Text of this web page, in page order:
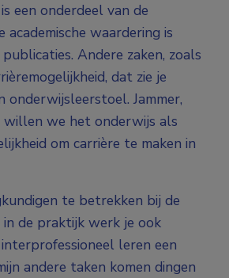
een onderdeel van de
waardering is
Andere zaken, zoals
dat zie je
Jammer,
willen we het onderwijs als
om carrière te maken in
te betrekken bij de
in de praktijk werk je ook
leren een
andere taken komen dingen